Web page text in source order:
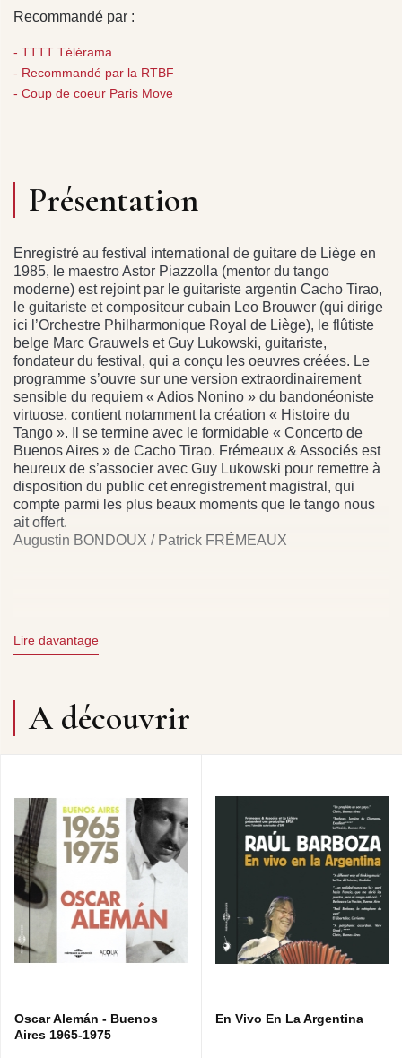
Recommandé par :
- TTTT Télérama
- Recommandé par la RTBF
- Coup de coeur Paris Move
Présentation
Enregistré au festival international de guitare de Liège en
1985, le maestro Astor Piazzolla (mentor du tango
moderne) est rejoint par le guitariste argentin Cacho Tirao,
le guitariste et compositeur cubain Leo Brouwer (qui dirige
ici l’Orchestre Philharmonique Royal de Liège), le flûtiste
belge Marc Grauwels et Guy Lukowski, guitariste,
fondateur du festival, qui a conçu les oeuvres créées. Le
programme s’ouvre sur une version extraordinairement
sensible du requiem « Adios Nonino » du bandonéoniste
virtuose, contient notamment la création « Histoire du
Tango ». Il se termine avec le formidable « Concerto de
Buenos Aires » de Cacho Tirao. Frémeaux & Associés est
heureux de s’associer avec Guy Lukowski pour remettre à
disposition du public cet enregistrement magistral, qui
compte parmi les plus beaux moments que le tango nous
ait offert.
Augustin BONDOUX / Patrick FRÉMEAUX
- ADIOS NONINO (ASTOR PIAZZOLLA, BANDONEON -
CACHO TIRAO, GUITARE - ORCHESTRE ROYAL
TANGO (ASTOR PIAZZOLLA, BANDONEON - CACHO
TIRAO, GUITARE - ORCHESTRE ROYAL
NIGHT-CLUB 1960 • CONCERT 1990 (GUY LUKOWSKI,
GUITARE - MARC GRAUWELS, FLÛTE)
- CONCIERTANGO DE BUENOS AIRES :
INTRODUCTION • MILONGA • TANGO (CACHO TIRAO,
GUITARE - ORCHESTRE PHILHARMONIQUE ROYAL
DE LIÈGE - DIR. LEO BROUWER).
Lire davantage
A découvrir
Oscar Alemán - Buenos
Aires 1965-1975
En Vivo En La Argentina